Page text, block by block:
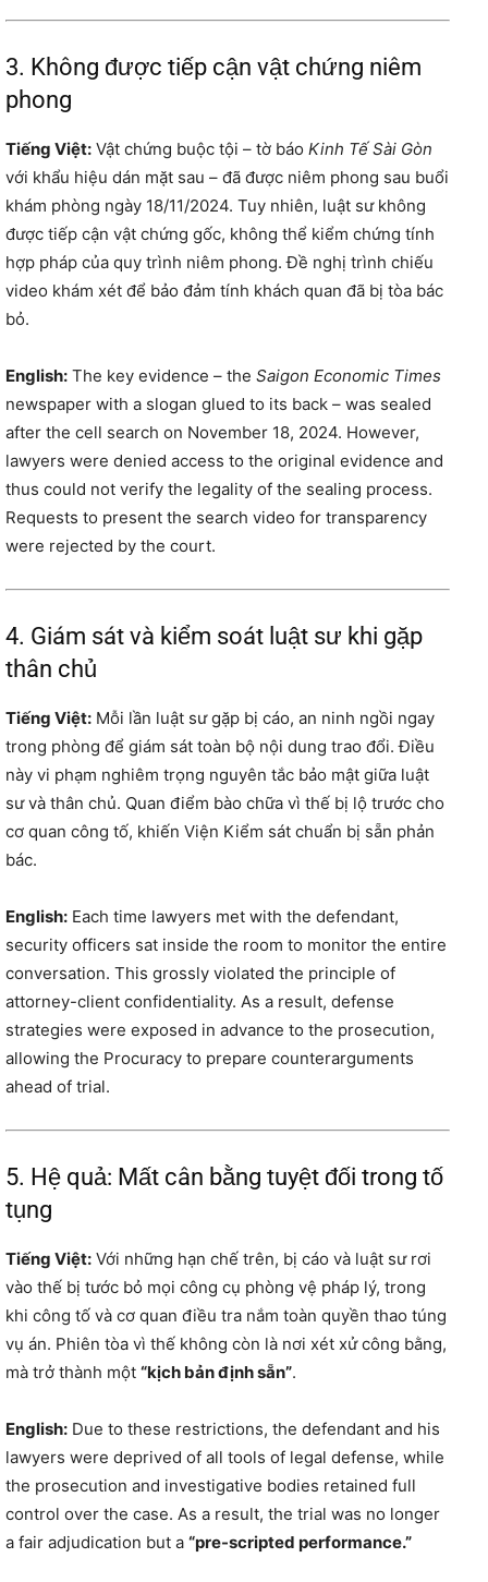
3. Không được tiếp cận vật chứng niêm
phong
Tiếng Việt: Vật chứng buộc tội – tờ báo Kinh Tế Sài Gòn
với khẩu hiệu dán mặt sau – đã được niêm phong sau buổi
khám phòng ngày 18/11/2024. Tuy nhiên, luật sư không
được tiếp cận vật chứng gốc, không thể kiểm chứng tính
hợp pháp của quy trình niêm phong. Đề nghị trình chiếu
video khám xét để bảo đảm tính khách quan đã bị tòa bác
bỏ.
English: The key evidence – the Saigon Economic Times
newspaper with a slogan glued to its back – was sealed
after the cell search on November 18, 2024. However,
lawyers were denied access to the original evidence and
thus could not verify the legality of the sealing process.
Requests to present the search video for transparency
were rejected by the court.
4. Giám sát và kiểm soát luật sư khi gặp
thân chủ
Tiếng Việt: Mỗi lần luật sư gặp bị cáo, an ninh ngồi ngay
trong phòng để giám sát toàn bộ nội dung trao đổi. Điều
này vi phạm nghiêm trọng nguyên tắc bảo mật giữa luật
sư và thân chủ. Quan điểm bào chữa vì thế bị lộ trước cho
cơ quan công tố, khiến Viện Kiểm sát chuẩn bị sẵn phản
bác.
English: Each time lawyers met with the defendant,
security officers sat inside the room to monitor the entire
conversation. This grossly violated the principle of
attorney-client confidentiality. As a result, defense
strategies were exposed in advance to the prosecution,
allowing the Procuracy to prepare counterarguments
ahead of trial.
5. Hệ quả: Mất cân bằng tuyệt đối trong tố
tụng
Tiếng Việt: Với những hạn chế trên, bị cáo và luật sư rơi
vào thế bị tước bỏ mọi công cụ phòng vệ pháp lý, trong
khi công tố và cơ quan điều tra nắm toàn quyền thao túng
vụ án. Phiên tòa vì thế không còn là nơi xét xử công bằng,
mà trở thành một “kịch bản định sẵn”.
English: Due to these restrictions, the defendant and his
lawyers were deprived of all tools of legal defense, while
the prosecution and investigative bodies retained full
control over the case. As a result, the trial was no longer
a fair adjudication but a “pre-scripted performance.”